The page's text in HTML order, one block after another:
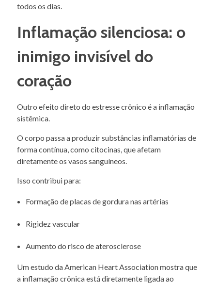
todos os dias.
Inflamação silenciosa: o
inimigo invisível do
coração
Outro efeito direto do estresse crônico é a inflamação
sistêmica.
O corpo passa a produzir substâncias inflamatórias de
forma contínua, como citocinas, que afetam
diretamente os vasos sanguíneos.
Isso contribui para:
Formação de placas de gordura nas artérias
Rigidez vascular
Aumento do risco de aterosclerose
Um estudo da American Heart Association mostra que
a inflamação crônica está diretamente ligada ao